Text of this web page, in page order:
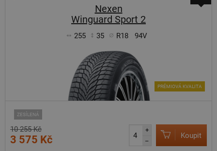
Nexen
Winguard Sport 2
255 35 R18 94V
ZESÍLENÁ
PRÉMIOVÁ KVALITA
10 255 Kč
3 575 Kč
+
–
Koupit